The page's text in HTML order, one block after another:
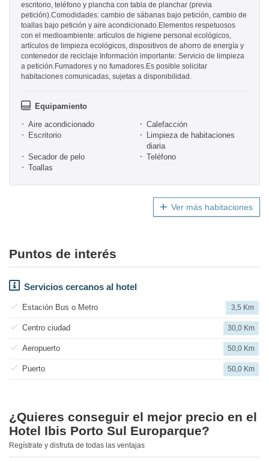
escritorio, teléfono y plancha con tabla de planchar (previa
petición).Comodidades: cambio de sábanas bajo petición, cambio de
toallas bajo petición y aire acondicionado.Elementos respetuosos
con el medioambiente: artículos de higiene personal ecológicos,
artículos de limpieza ecológicos, dispositivos de ahorro de energía y
contenedor de reciclaje Información importante: Servicio de limpieza
a petición.Fumadores y no fumadores.Es posible solicitar
habitaciones comunicadas, sujetas a disponibilidad.
Equipamiento
Aire acondicionado
Calefacción
Escritorio
Limpieza de habitaciones
diaria
Secador de pelo
Teléfono
Toallas
Ver más habitaciones
Puntos de interés
Servicios cercanos al hotel
Estación Bus o Metro 3,5 Km
Centro ciudad 30,0 Km
Aeropuerto 50,0 Km
Puerto 50,0 Km
¿Quieres conseguir el mejor precio en el
Hotel Ibis Porto Sul Europarque?
Regístrate y disfruta de todas las ventajas